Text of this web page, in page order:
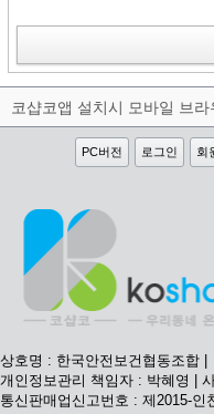
PC버전 로그인 회
상호명 : 한국안전보건협동조합
개인정보관리 책임자 : 박혜영 |
통신판매업신고번호 : 제2015-인